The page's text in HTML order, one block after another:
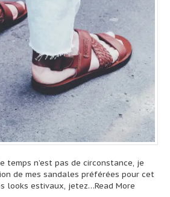
temps n’est pas de circonstance, je
de mes sandales préférées pour cet
looks estivaux, jetez…Read More